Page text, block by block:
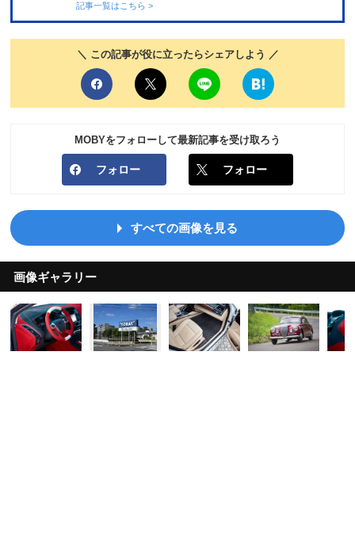
記事一覧はこちら >
＼ この記事が役に立ったらシェアしよう ／
MOBYをフォローして最新記事を受け取ろう
フォロー フォロー
すべての画像を見る
画像ギャラリー